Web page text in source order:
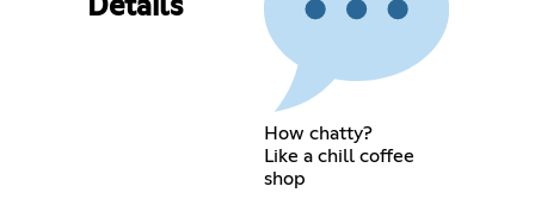
Details
How chatty?
Like a chill coffee
shop